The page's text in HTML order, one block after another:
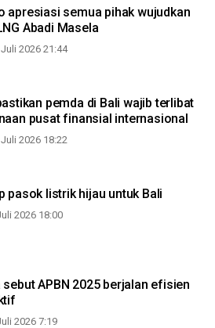
apresiasi semua pihak wujudkan
Abadi Masela
2026 21:44
pemda di Bali wajib terlibat
pusat finansial internasional
2026 18:22
pasok listrik hijau untuk Bali
2026 18:00
sebut APBN 2025 berjalan efisien
2026 7:19